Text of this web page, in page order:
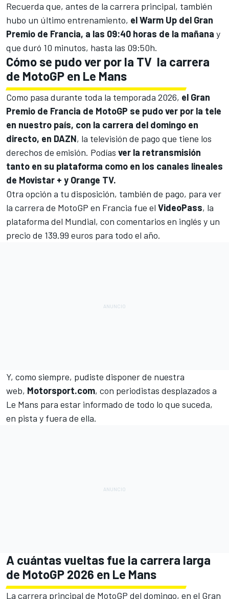
Recuerda que, antes de la carrera principal, también
hubo un último entrenamiento, el Warm Up del Gran
Premio de Francia, a las 09:40 horas de la mañana y
que duró 10 minutos, hasta las 09:50h.
Cómo se pudo ver por la TV la carrera
de MotoGP en Le Mans
Como pasa durante toda la temporada 2026, el Gran
Premio de Francia de MotoGP se pudo ver por la tele
en nuestro país, con la carrera del domingo en
directo, en DAZN, la televisión de pago que tiene los
derechos de emisión. Podías ver la retransmisión
tanto en su plataforma como en los canales lineales
de Movistar + y Orange TV.
Otra opción a tu disposición, también de pago, para ver
la carrera de MotoGP en Francia fue el VideoPass, la
plataforma del Mundial, con comentarios en inglés y un
precio de 139.99 euros para todo el año.
Y, como siempre, pudiste disponer de nuestra
web, Motorsport.com, con periodistas desplazados a
Le Mans para estar informado de todo lo que suceda,
en pista y fuera de ella.
A cuántas vueltas fue la carrera larga
de MotoGP 2026 en Le Mans
La carrera principal de MotoGP del domingo, en el Gran